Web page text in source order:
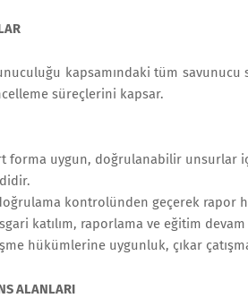
kapsamındaki tüm
süreçlerini kapsar.
forma uygun, doğrulanabilir unsurlar
kontrolünden geçerek rapor
katılım, raporlama ve eğitim
hükümlerine uygunluk, çıkar
ALANLARI